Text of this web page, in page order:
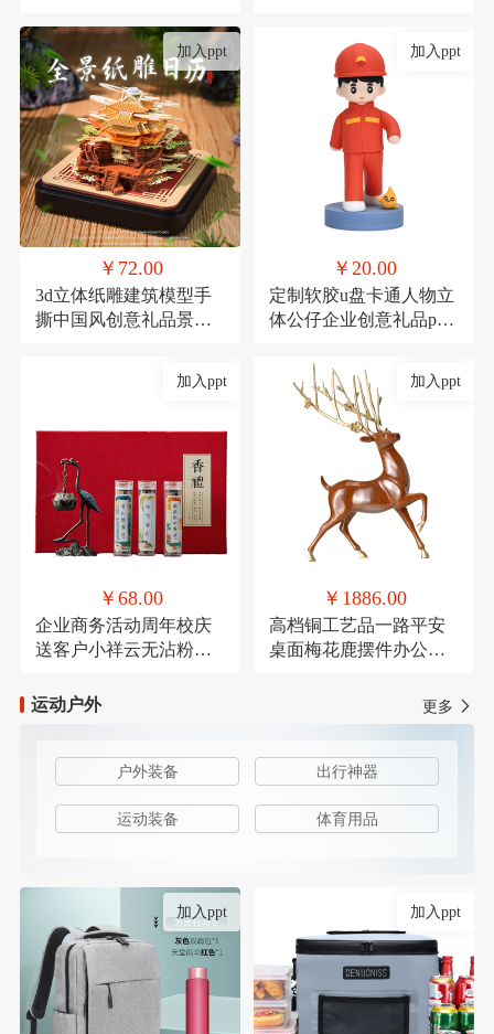
加入ppt
￥72.00
3d立体纸雕建筑模型手
撕中国风创意礼品景点
加入ppt
￥20.00
定制软胶u盘卡通人物立
体公仔企业创意礼品pvc
加入ppt
￥68.00
企业商务活动周年校庆
送客户小祥云无沾粉盘
加入ppt
￥1886.00
高档铜工艺品一路平安
桌面梅花鹿摆件办公装
运动户外
更多
户外装备 出行神器
运动装备 体育用品
加入ppt 加入ppt